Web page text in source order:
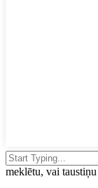
meklētu, vai